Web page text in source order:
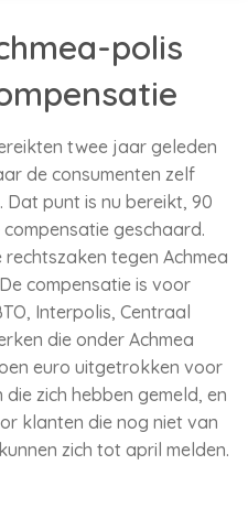
polis
twee jaar geleden
de consumenten zelf
punt is nu bereikt, 90
geschaard.
tegen Achmea
compensatie is voor
Interpolis, Centraal
die onder Achmea
euro uitgetrokken voor
zich hebben gemeld, en
klanten die nog niet van
zich tot april melden.